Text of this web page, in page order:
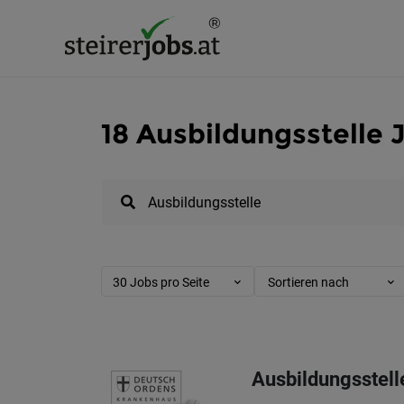
18 Ausbildungsstelle
30 Jobs pro Seite Sortieren nach